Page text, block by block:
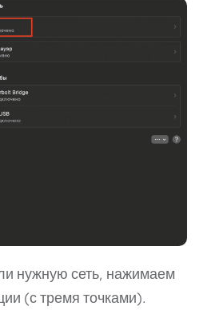
нужную сеть, нажимаем
(с тремя точками).